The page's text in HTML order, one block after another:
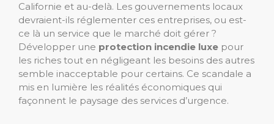
Californie et au-delà. Les gouvernements locaux
devraient-ils réglementer ces entreprises, ou est-
ce là un service que le marché doit gérer ?
Développer une protection incendie luxe pour
les riches tout en négligeant les besoins des autres
semble inacceptable pour certains. Ce scandale a
mis en lumière les réalités économiques qui
façonnent le paysage des services d’urgence.